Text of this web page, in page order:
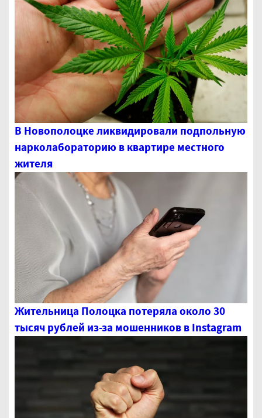
В Новополоцке ликвидировали подпольную
нарколабораторию в квартире местного
жителя
Жительница Полоцка потеряла около 30
тысяч рублей из-за мошенников в Instagram